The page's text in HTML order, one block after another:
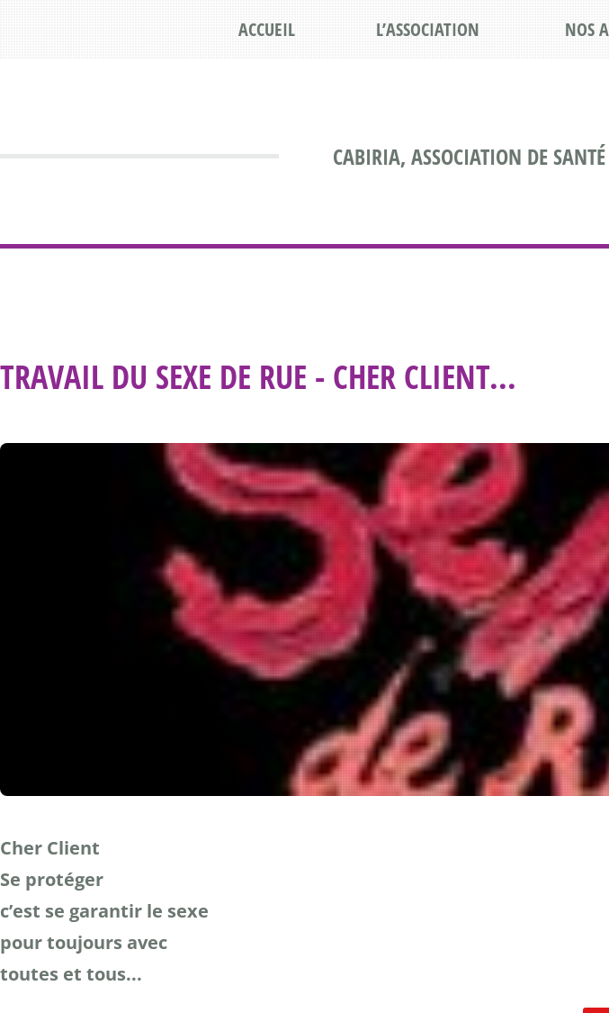
CABIRIA, ASSOCIATION DE
ACCUEIL L’ASSOCIATION NOS
TRAVAIL DU SEXE DE RUE - CHER CLIENT...
Cher Client
Se protéger
c’est se garantir le sexe
pour toujours avec
toutes et tous...